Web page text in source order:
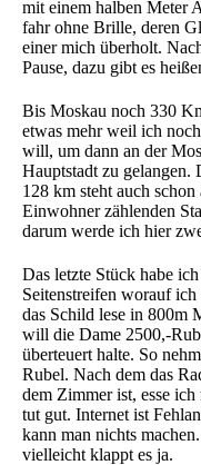
mit einem halben Meter
fahr ohne Brille, deren
einer mich überholt.
Pause, dazu gibt es
Bis Moskau noch 330
etwas mehr weil ich
will, um dann an der
Hauptstadt zu gelangen.
128 km steht auch
Einwohner zählenden
darum werde ich hier
Das letzte Stück habe
Seitenstreifen worauf
das Schild lese in 800m
will die Dame 2500,-
überteuert halte. So
Rubel. Nach dem das
dem Zimmer ist, esse
tut gut. Internet ist
kann man nichts
vielleicht klappt es ja.